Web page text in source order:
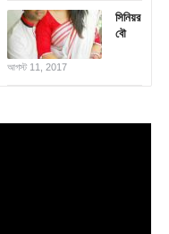
সিনিয়র
বৌ
আগস্ট 11, 2017